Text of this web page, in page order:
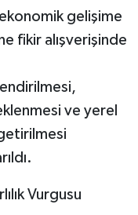
gelişime
fikir alışverişinde
ve yerel
Vurgusu